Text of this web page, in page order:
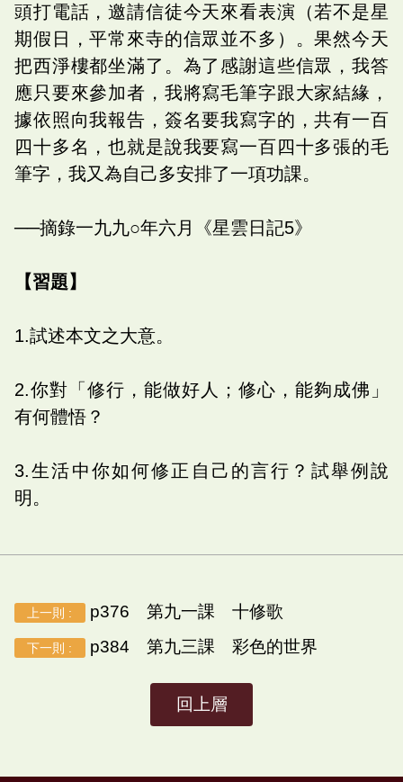
頭打電話，邀請信徒今天來看表演（若不是星
期假日，平常來寺的信眾並不多）。果然今天
把西淨樓都坐滿了。為了感謝這些信眾，我答
應只要來參加者，我將寫毛筆字跟大家結緣，
據依照向我報告，簽名要我寫字的，共有一百
四十多名，也就是說我要寫一百四十多張的毛
筆字，我又為自己多安排了一項功課。
──摘錄一九九○年六月《星雲日記5》
【習題】
1.試述本文之大意。
2.你對「修行，能做好人；修心，能夠成佛」
有何體悟？
3.生活中你如何修正自己的言行？試舉例說
明。
上一則 : p376 第九一課 十修歌
下一則 : p384 第九三課 彩色的世界
回上層